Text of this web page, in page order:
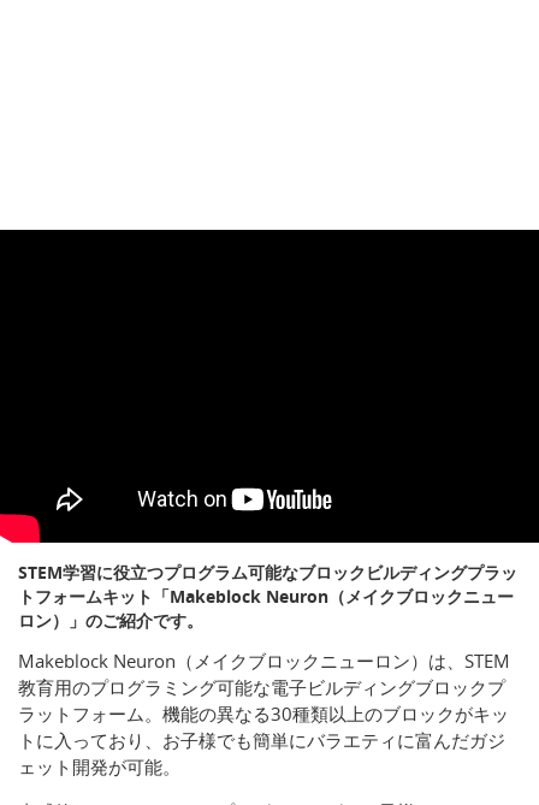
STEM学習に役立つプログラム可能なブロックビルディングプラッ
トフォームキット「Makeblock Neuron（メイクブロックニュー
ロン）」のご紹介です。
Makeblock Neuron（メイクブロックニューロン）は、STEM
教育用のプログラミング可能な電子ビルディングブロックプ
ラットフォーム。機能の異なる30種類以上のブロックがキッ
トに入っており、お子様でも簡単にバラエティに富んだガジ
ェット開発が可能。